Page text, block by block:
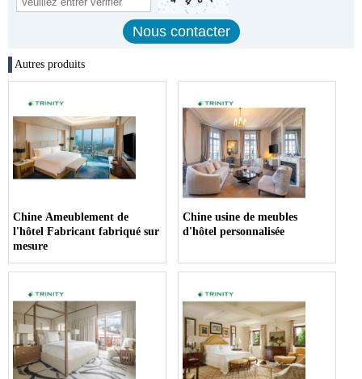
Autres produits
Chine Ameublement de
l'hôtel Fabricant fabriqué sur
mesure
Chine usine de meubles
d'hôtel personnalisée